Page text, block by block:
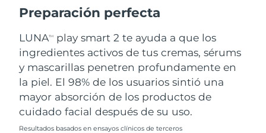
Preparación perfecta
LUNATM
play smart 2 te ayuda a que los
ingredientes activos de tus cremas, sérums
y mascarillas penetren profundamente en
la piel. El 98% de los usuarios sintió una
mayor absorción de los productos de
cuidado facial después de su uso.
Resultados basados en ensayos clínicos de terceros
Turquía Entrega prevista
Emiratos Árabes
Unidos
Entrega prevista
Reino Unido Entrega prevista8/8/26
Estados Unidos Entrega prevista